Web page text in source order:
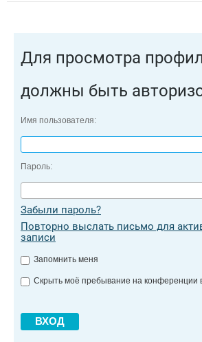
Для просмотра
должны быть
Имя пользователя:
Пароль:
Забыли пароль?
Повторно выслать письмо для
записи
Запомнить меня
Скрыть моё пребывание на конференции